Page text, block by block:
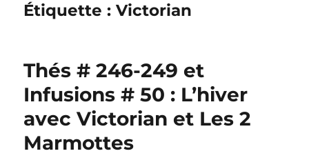
Étiquette :Victorian
Thés # 246-249 et
Infusions # 50 : L’hiver
avec Victorian et Les 2
Marmottes